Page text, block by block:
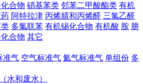
合物 硝基苯类 邻苯二甲酸酯类 有机
阿特拉津 丙烯腈和丙烯醛 三氯乙醛
多氯联苯 有机锡化合物 有机酸 胺 肼
合物 其它
准气 空气标准气 氦气标准气 单组份 多
水和废水）